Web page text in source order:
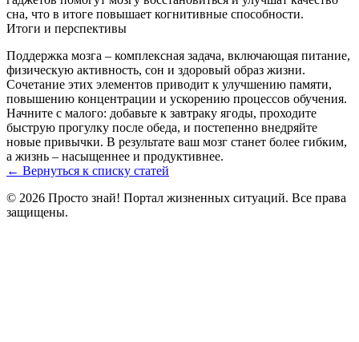
сна, что в итоге повышает когнитивные способности.
Итоги и перспективы
Поддержка мозга – комплексная задача, включающая питание,
физическую активность, сон и здоровый образ жизни.
Сочетание этих элементов приводит к улучшению памяти,
повышению концентрации и ускорению процессов обучения.
Начните с малого: добавьте к завтраку ягоды, проходите
быструю прогулку после обеда, и постепенно внедряйте
новые привычки. В результате ваш мозг станет более гибким,
а жизнь – насыщеннее и продуктивнее.
← Вернуться к списку статей
© 2026 Просто знай! Портал жизненных ситуаций. Все права
защищены.